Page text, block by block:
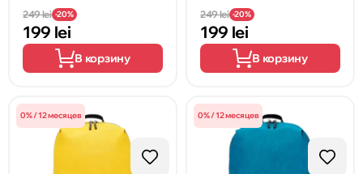
199 lei
249 lei -20%
В корзину
199 lei
249 lei -20%
В корзину
0% / 12 месяцев 0% / 12 месяцев